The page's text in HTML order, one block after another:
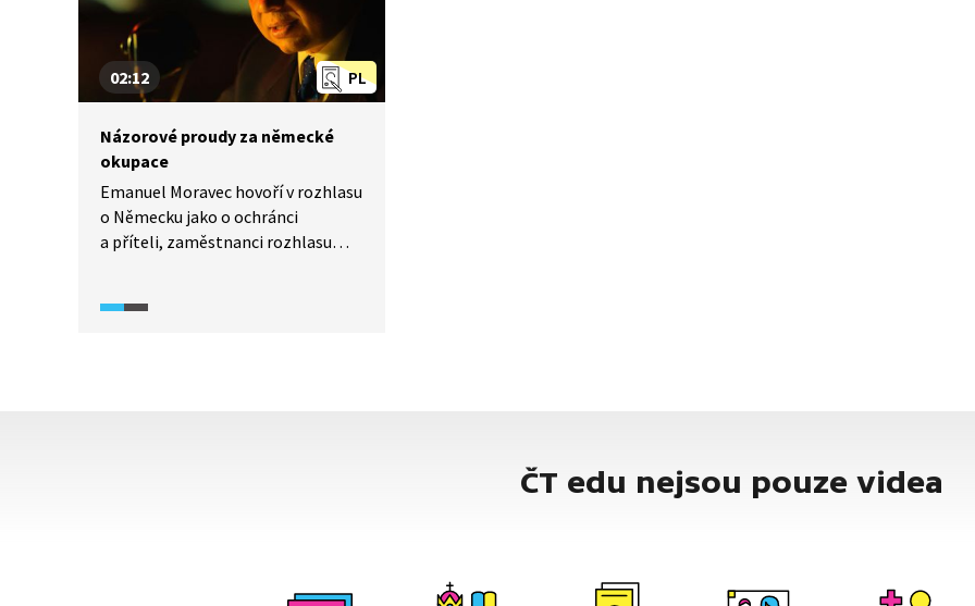
rabování německého majetku.
PL
02:12
Názorové proudy za německé
okupace
Emanuel Moravec hovoří v rozhlasu
o Německu jako o ochránci
a příteli, zaměstnanci rozhlasu
z časopisu Vlajky popisuje zase
ČT edu nejsou pouze videa